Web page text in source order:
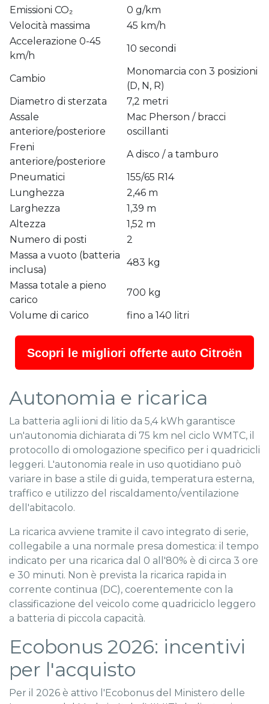
Emissioni CO₂
0 g/km
Velocità massima
45 km/h
Accelerazione 0-45
km/h
10 secondi
Cambio
Monomarcia con 3 posizioni
(D, N, R)
Diametro di sterzata
7,2 metri
Assale
anteriore/posteriore
Mac Pherson / bracci
oscillanti
Freni
anteriore/posteriore
A disco / a tamburo
Pneumatici
155/65 R14
Lunghezza
2,46 m
Larghezza
1,39 m
Altezza
1,52 m
Numero di posti
2
Massa a vuoto (batteria
inclusa)
483 kg
Massa totale a pieno
carico
700 kg
Volume di carico
fino a 140 litri
Scopri le migliori offerte auto Citroën
Autonomia e ricarica
La batteria agli ioni di litio da 5,4 kWh garantisce
un'autonomia dichiarata di 75 km nel ciclo WMTC, il
protocollo di omologazione specifico per i quadricicli
leggeri. L'autonomia reale in uso quotidiano può
variare in base a stile di guida, temperatura esterna,
traffico e utilizzo del riscaldamento/ventilazione
dell'abitacolo.
La ricarica avviene tramite il cavo integrato di serie,
collegabile a una normale presa domestica: il tempo
indicato per una ricarica dal 0 all'80% è di circa 3 ore
e 30 minuti. Non è prevista la ricarica rapida in
corrente continua (DC), coerentemente con la
classificazione del veicolo come quadriciclo leggero
a batteria di piccola capacità.
Ecobonus 2026: incentivi
per l'acquisto
Per il 2026 è attivo l'Ecobonus del Ministero delle